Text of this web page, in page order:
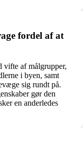
fordel af at
vifte af målgrupper,
i byen, samt
sig rundt på.
gør den
en anderledes